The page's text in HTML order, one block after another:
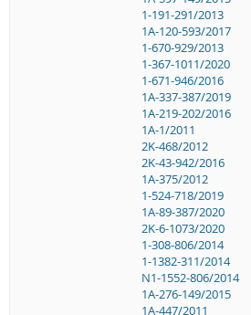
1-191-291/2013
1A-120-593/2017
1-670-929/2013
1-367-1011/2020
1-671-946/2016
1A-337-387/2019
1A-219-202/2016
1A-1/2011
2K-468/2012
2K-43-942/2016
1A-375/2012
1-524-718/2019
1A-89-387/2020
2K-6-1073/2020
1-308-806/2014
1-1382-311/2014
N1-1552-806/2014
1A-276-149/2015
1A-447/2011